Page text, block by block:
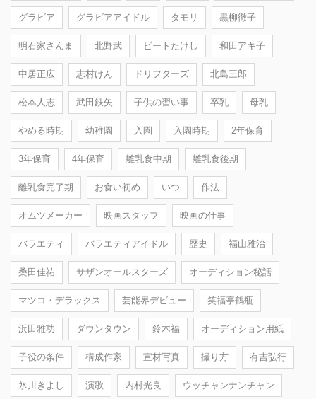
グラビア グラビアアイドル タモリ 黒柳徹子
明石家さんま 北野武 ビートたけし 和田アキ子
中居正広 志村けん ドリフターズ 北島三郎
松本人志 武田鉄矢 子供の習い事 卒乳 母乳
やめる時期 幼稚園 入園 入園時期 2年保育
3年保育 4年保育 離乳食中期 離乳食後期
離乳食完了期 お食い初め いつ 作法
オムツメーカー 映画スタッフ 映画の仕事
バラエティ バラエティアイドル 歴史 福山雅治
桑田佳祐 サザンオールスターズ オーディション秘話
マツコ・デラックス 芸能界デビュー 笑福亭鶴瓶
浜田雅功 ダウンタウン 鈴木福 オーディション用紙
子役の条件 構成作家 宣材写真 撮り方 有吉弘行
氷川きよし 演歌 内村光良 ウッチャンナンチャン